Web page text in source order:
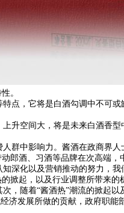
。
，它将是白酒勾调中不可
空间大，将是未来白酒香
中影响力。酱酒在政商界
郎酒、习酒等品牌在次高端
化以及营销推动的努力，
起，以及行业调整所带来的
随着“酱酒热”潮流的掀起
济发展所做的贡献，政府职